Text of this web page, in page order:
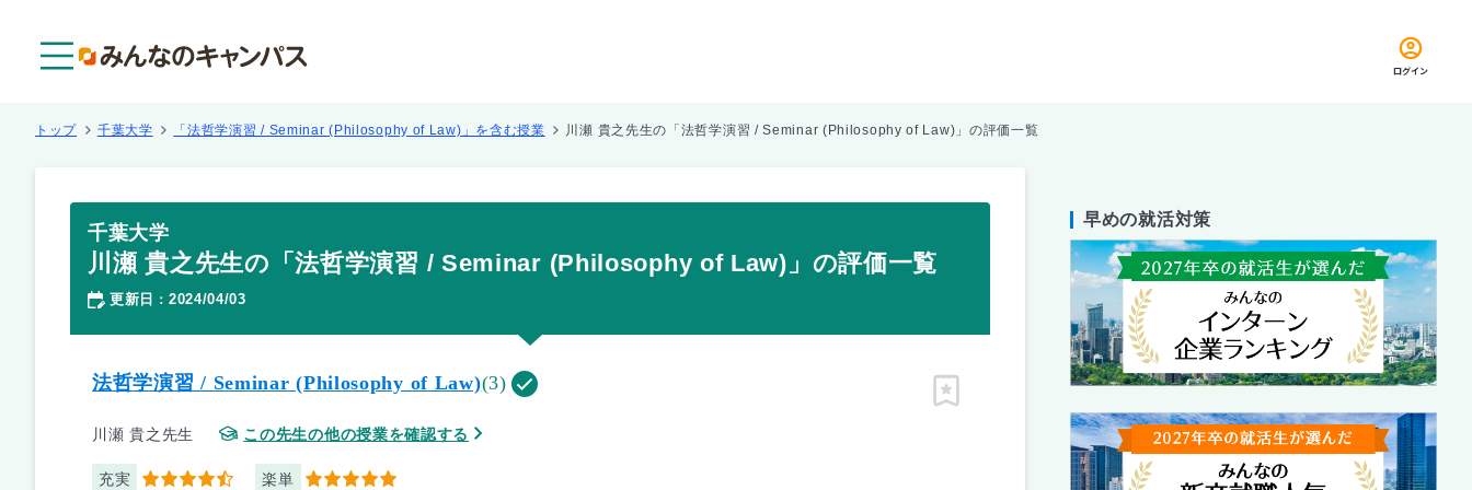
ログイン
トップ 千葉大学 「法哲学演習 / Seminar (Philosophy of Law)」を含む授業 川瀬 貴之先生の「法哲学演習 / Seminar (Philosophy of Law)」の評価一覧
千葉大学
川瀬 貴之先生の「法哲学演習 / Seminar (Philosophy of Law)」の評価一覧
更新日 ： 2024/04/03
法哲学演習 / Seminar (Philosophy of Law)(3)
川瀬 貴之先生 この先生の他の授業を確認する
充実 4.5 楽単 5
ピン留め
早めの就活対策